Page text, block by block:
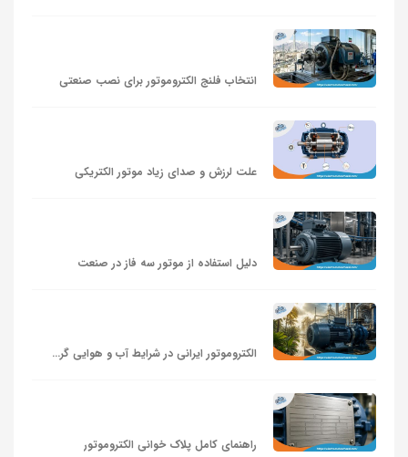
انتخاب فلنج الکتروموتور برای نصب صنعتی
علت لرزش و صدای زیاد موتور الکتریکی
دلیل استفاده از موتور سه‌ فاز در صنعت
الکتروموتور ایرانی در شرایط آب‌ و هوایی گرم و مرطوب
راهنمای کامل پلاک‌ خوانی الکتروموتور